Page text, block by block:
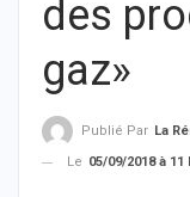
des
gaz»
Publié Par La
Le 05/09/2018 à 11